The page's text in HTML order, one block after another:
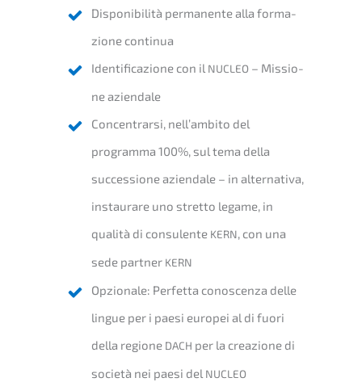
Dispo­ni­bi­li­tà perma­nen­te alla forma­
zio­ne continua
Identi­fi­ca­zio­ne con il NUCLEO – Missio­
ne aziendale
Concen­trar­si, nell’ambito del
program­ma 100%, sul tema della
succes­sio­ne aziend­a­le – in alter­na­ti­va,
instaura­re uno stret­to legame, in
quali­tà di consu­len­te KERN, con una
sede partner KERN
Opzio­na­le: Perfetta conoscen­za delle
lingue per i paesi europei al di fuori
della regio­ne DACH per la creazio­ne di
socie­tà nei paesi del NUCLEO